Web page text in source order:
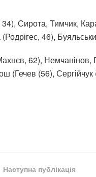
Сирота, Тимчик,
46),
62),
(Гечев (56),
Наступна публікація